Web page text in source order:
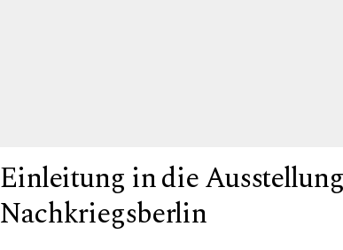
Einleitung in die
Nachkriegsberlin